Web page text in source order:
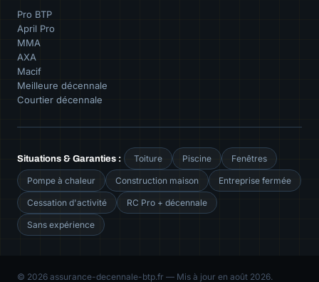
Pro BTP
April Pro
MMA
AXA
Macif
Meilleure décennale
Courtier décennale
Situations & Garanties : Toiture Piscine Fenêtres
Pompe à chaleur Construction maison Entreprise fermée
Cessation d'activité RC Pro + décennale
Sans expérience
© 2026 assurance-decennale-btp.fr — Mis à jour en août 2026.